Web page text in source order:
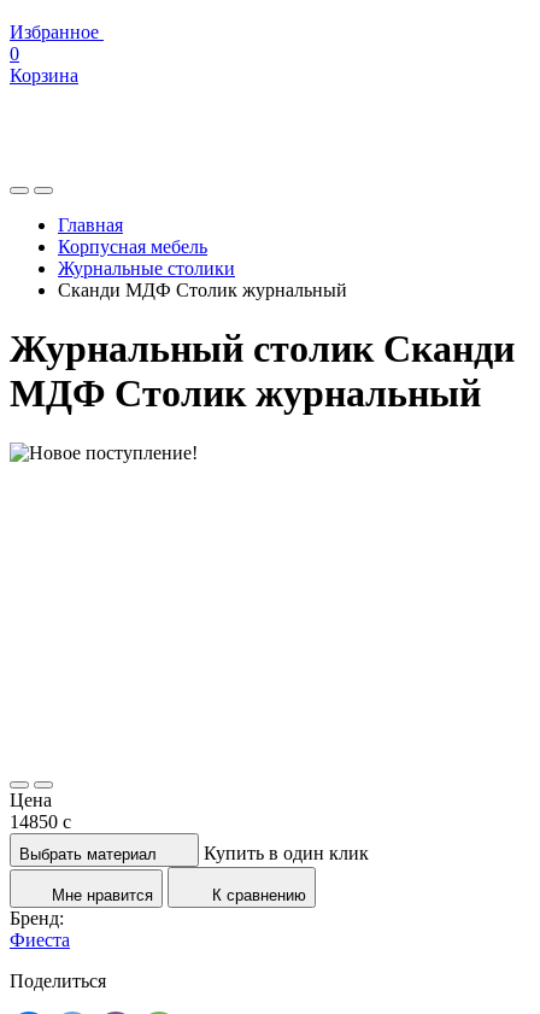
Избранное
0
Корзина
Главная
Корпусная мебель
Журнальные столики
Сканди МДФ Столик журнальный
Журнальный столик Сканди
МДФ Столик журнальный
Цена
14850 c
Выбрать материал Купить в один клик
Мне нравится К сравнению
Бренд:
Фиеста
Поделиться